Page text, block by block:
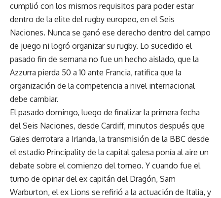
cumplió con los mismos requisitos para poder estar
dentro de la elite del rugby europeo, en el Seis
Naciones. Nunca se ganó ese derecho dentro del campo
de juego ni logró organizar su rugby. Lo sucedido el
pasado fin de semana no fue un hecho aislado, que la
Azzurra pierda 50 a 10 ante Francia, ratifica que la
organización de la competencia a nivel internacional
debe cambiar.
El pasado domingo, luego de finalizar la primera fecha
del Seis Naciones, desde Cardiff, minutos después que
Gales derrotara a Irlanda, la transmisión de la BBC desde
el estadio Principality de la capital galesa ponía al aire un
debate sobre el comienzo del torneo. Y cuando fue el
turno de opinar del ex capitán del Dragón, Sam
Warburton, el ex Lions se refirió a la actuación de Italia, y